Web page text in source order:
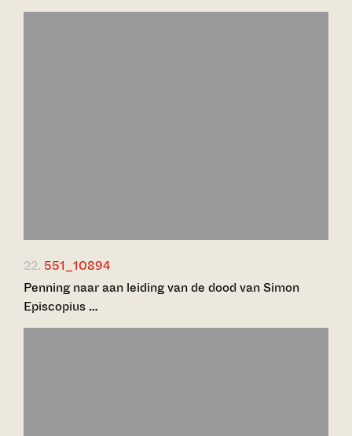
22. 551_10894
Penning naar aan leiding van de dood van Simon
Episcopius …